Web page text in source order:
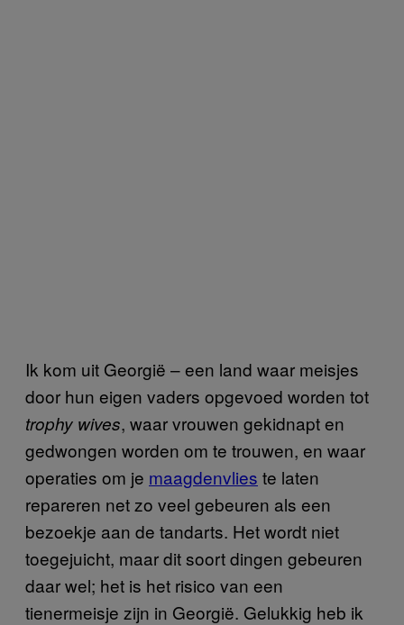
Ik kom uit Georgië – een land waar meisjes
door hun eigen vaders opgevoed worden tot
trophy wives, waar vrouwen gekidnapt en
gedwongen worden om te trouwen, en waar
operaties om je maagdenvlies te laten
repareren net zo veel gebeuren als een
bezoekje aan de tandarts. Het wordt niet
toegejuicht, maar dit soort dingen gebeuren
daar wel; het is het risico van een
tienermeisje zijn in Georgië. Gelukkig heb ik